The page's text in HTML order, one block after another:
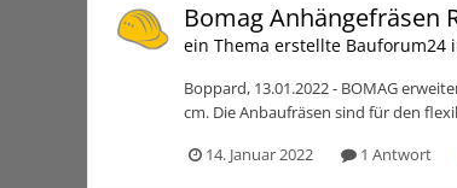
Bomag Anhängefräsen
ein Thema erstellte Bauforum24
Boppard, 13.01.2022 - BOMAG
cm. Die Anbaufräsen sind für den
14. Januar 2022
1 Antwort